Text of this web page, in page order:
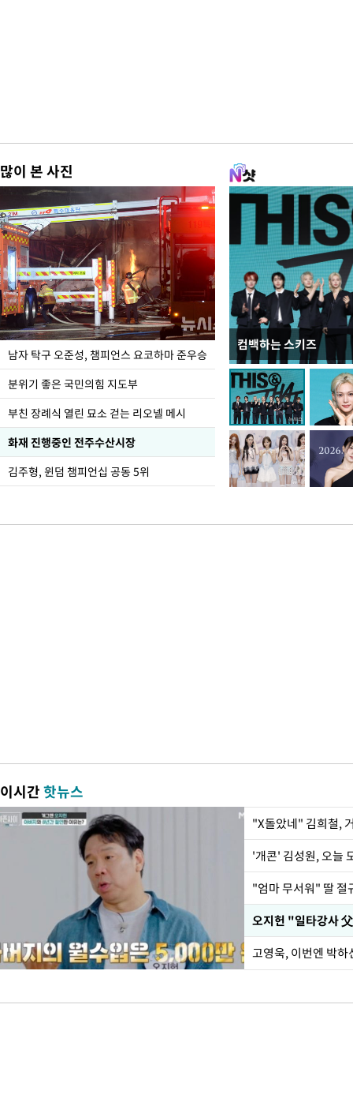
많이 본 사진
남자 탁구 오준성, 챔피언스 요코하마 준우승
분위기 좋은 국민의힘 지도부
부친 장례식 열린 묘소 걷는 리오넬 메시
화재 진행중인 전주수산시장
김주형, 윈덤 챔피언십 공동 5위
컴백하는 스키즈
한-미, UFS연합연습
이시간핫뉴스
"X돌았네" 김희철,
'개콘' 김성원, 오늘